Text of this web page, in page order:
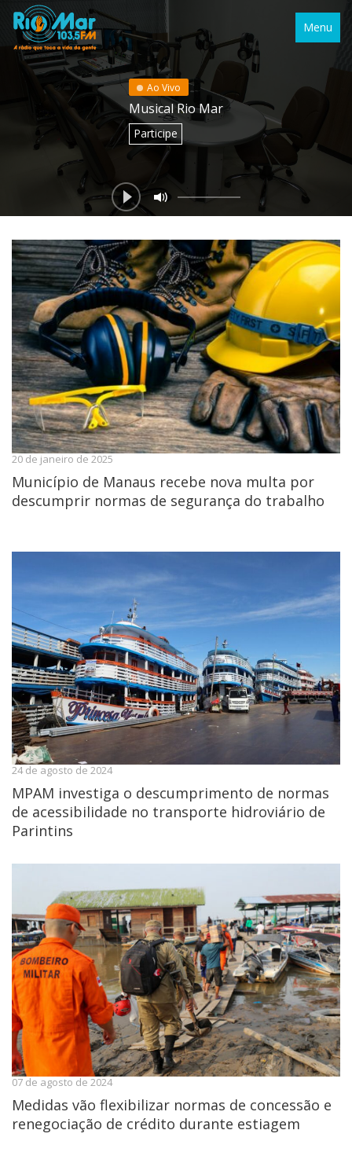
Menu
Ao Vivo
Musical Rio Mar
Participe
20 de janeiro de 2025
Município de Manaus recebe nova multa por
descumprir normas de segurança do trabalho
24 de agosto de 2024
MPAM investiga o descumprimento de normas
de acessibilidade no transporte hidroviário de
Parintins
07 de agosto de 2024
Medidas vão flexibilizar normas de concessão e
renegociação de crédito durante estiagem